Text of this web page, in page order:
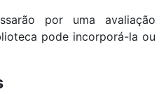
por uma avaliação
pode incorporá-la ou